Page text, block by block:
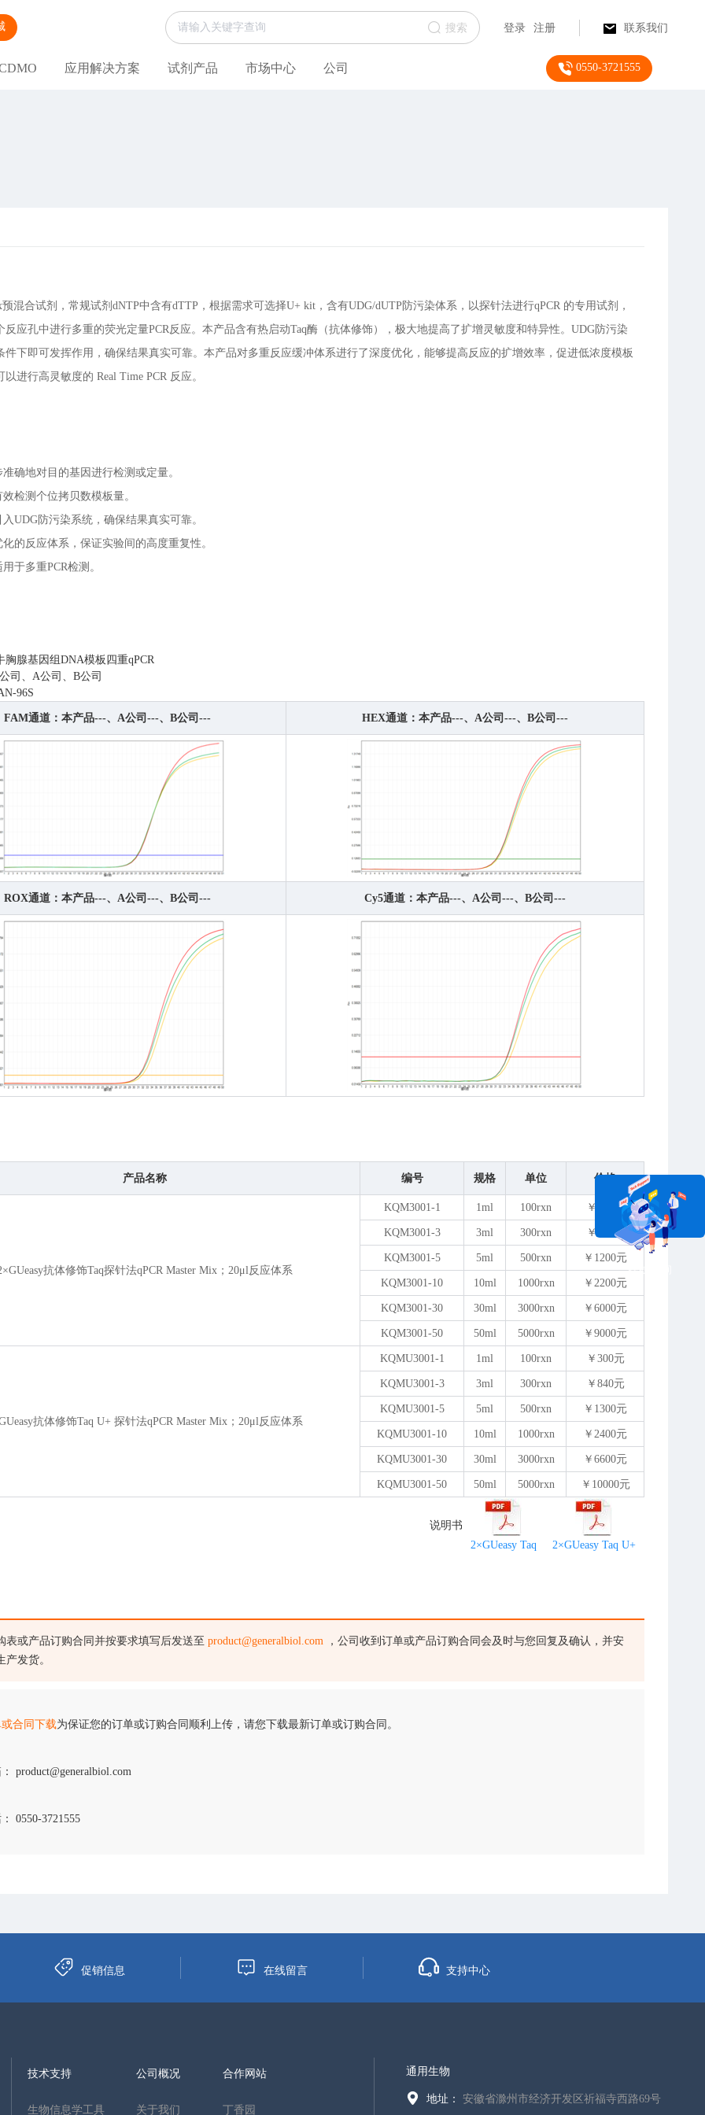
搜索 登录 注册 联系我们
应用解决方案 试剂产品 市场中心 公司 0550-3721555
混合试剂，常规试剂dNTP中含有dTTP，根据需求可选择U+ kit，含有UDG/dUTP防污染体系，以探针法进行qPCR 的专用试剂，
反应孔中进行多重的荧光定量PCR反应。本产品含有热启动Taq酶（抗体修饰），极大地提高了扩增灵敏度和特异性。UDG防污染
件下即可发挥作用，确保结果真实可靠。本产品对多重反应缓冲体系进行了深度优化，能够提高反应的扩增效率，促进低浓度模板
进行高灵敏度的 Real Time PCR 反应。
确地对目的基因进行检测或定量。
检测个位拷贝数模板量。
UDG防污染系统，确保结果真实可靠。
的反应体系，保证实验间的高度重复性。
于多重PCR检测。
胸腺基因组DNA模板四重qPCR
司、A公司、B公司
96S
FAM通道：本产品---、A公司---、B公司--- HEX通道：本产品---、A公司---、B公司---
ROX通道：本产品---、A公司---、B公司--- Cy5通道：本产品---、A公司---、B公司---
产品名称 编号 规格 单位 价格
抗体修饰Taq探针法qPCR Master Mix；20μl反应体系
KQM3001-1 1ml 100rxn ￥280元
KQM3001-3 3ml 300rxn ￥780元
KQM3001-5 5ml 500rxn ￥1200元
KQM3001-10 10ml 1000rxn ￥2200元
KQM3001-30 30ml 3000rxn ￥6000元
KQM3001-50 50ml 5000rxn ￥9000元
抗体修饰Taq U+ 探针法qPCR Master Mix；20μl反应体系
KQMU3001-1 1ml 100rxn ￥300元
KQMU3001-3 3ml 300rxn ￥840元
KQMU3001-5 5ml 500rxn ￥1300元
KQMU3001-10 10ml 1000rxn ￥2400元
KQMU3001-30 30ml 3000rxn ￥6600元
KQMU3001-50 50ml 5000rxn ￥10000元
说明书
2×GUeasy Taq
2×GUeasy Taq U+
表或产品订购合同并按要求填写后发送至 product@generalbiol.com ，公司收到订单或产品订购合同会及时与您回复及确认，并安
产发货。
合同下载为保证您的订单或订购合同顺利上传，请您下载最新订单或订购合同。
product@generalbiol.com
0550-3721555
促销信息 在线留言 支持中心
技术支持
生物信息学工具
公司概况
关于我们
合作网站
丁香园
通用生物
地址： 安徽省滁州市经济开发区祈福寺西路69号
在线咨询